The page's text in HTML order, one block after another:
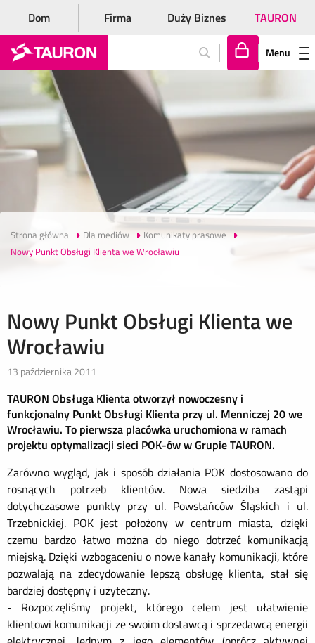
Dom Firma Duży Biznes TAURON
lo
gu
j
si
ę
Menu
Strona główna Dla mediów
Komunikaty prasowe
Nowy Punkt Obsługi Klienta we Wrocławiu
Nowy Punkt Obsługi Klienta we
Wrocławiu
13 października 2011
TAURON Obsługa Klienta otworzył nowoczesny i
funkcjonalny Punkt Obsługi Klienta przy ul. Menniczej 20 we
Wrocławiu. To pierwsza placówka uruchomiona w ramach
projektu optymalizacji sieci POK-ów w Grupie TAURON.
Zarówno wygląd, jak i sposób działania POK dostosowano do
rosnących potrzeb klientów. Nowa siedziba zastąpi
dotychczasowe punkty przy ul. Powstańców Śląskich i ul.
Trzebnickiej. POK jest położony w centrum miasta, dzięki
czemu bardzo łatwo można do niego dotrzeć komunikacją
miejską. Dzięki wzbogaceniu o nowe kanały komunikacji, które
pozwalają na zdecydowanie lepszą obsługę klienta, stał się
bardziej dostępny i użyteczny.
- Rozpoczęliśmy projekt, którego celem jest ułatwienie
klientowi komunikacji ze swoim dostawcą i sprzedawcą energii